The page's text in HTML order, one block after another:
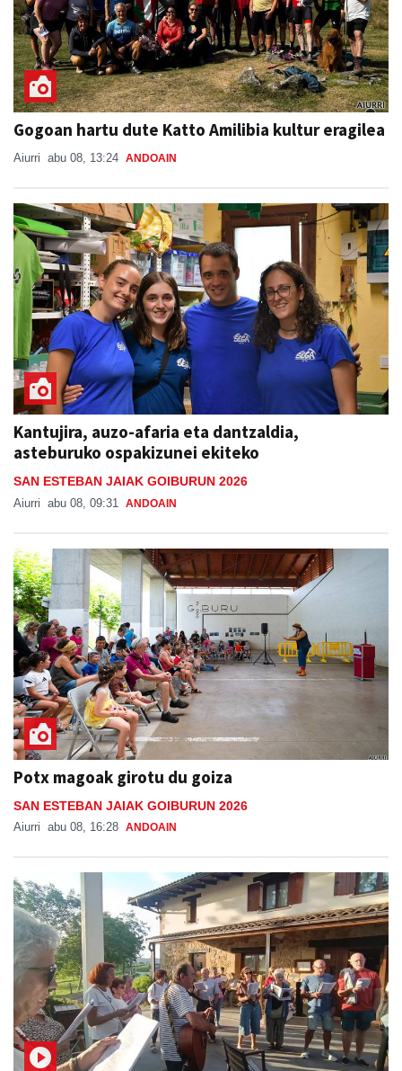
Gogoan hartu dute Katto Amilibia kultur eragilea
Aiurri abu 08, 13:24 ANDOAIN
Kantujira, auzo-afaria eta dantzaldia,
asteburuko ospakizunei ekiteko
SAN ESTEBAN JAIAK GOIBURUN 2026
Aiurri abu 08, 09:31 ANDOAIN
Potx magoak girotu du goiza
SAN ESTEBAN JAIAK GOIBURUN 2026
Aiurri abu 08, 16:28 ANDOAIN